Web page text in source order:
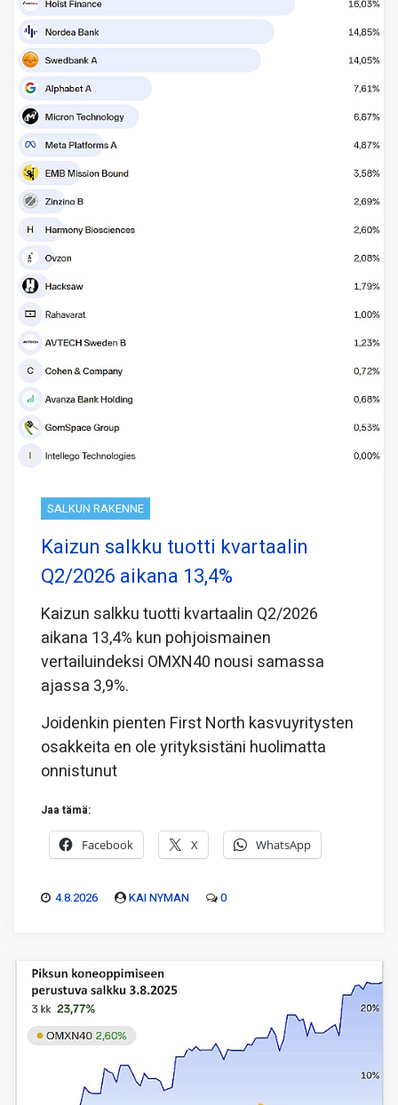
SALKUN RAKENNE
Kaizun salkku tuotti kvartaalin
Q2/2026 aikana 13,4%
Kaizun salkku tuotti kvartaalin Q2/2026
aikana 13,4% kun pohjoismainen
vertailuindeksi OMXN40 nousi samassa
ajassa 3,9%.
Joidenkin pienten First North kasvuyritysten
osakkeita en ole yrityksistäni huolimatta
onnistunut
Jaa tämä:
Facebook X WhatsApp
4.8.2026 KAI NYMAN 0